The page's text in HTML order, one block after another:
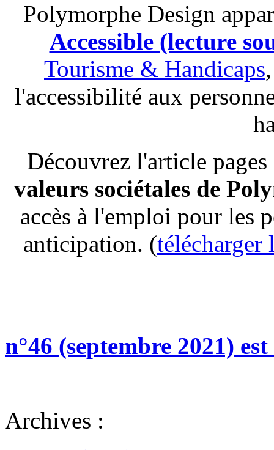
Polymorphe Design
Accessible (lecture
Tourisme & Handicaps
l'accessibilité aux
Découvrez l'article
valeurs sociétales de
accès à l'emploi pour les
anticipation. (télécharger
n°46 (septembre 2021)
Archives :